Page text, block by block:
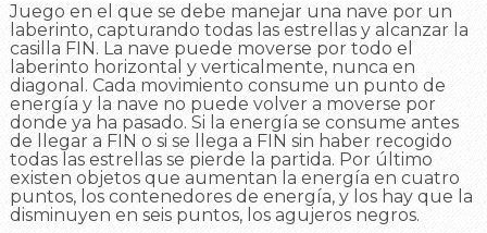
Juego en el que se debe manejar una nave por un
laberinto, capturando todas las estrellas y alcanzar la
casilla FIN. La nave puede moverse por todo el
laberinto horizontal y verticalmente, nunca en
diagonal. Cada movimiento consume un punto de
energía y la nave no puede volver a moverse por
donde ya ha pasado. Si la energía se consume antes
de llegar a FIN o si se llega a FIN sin haber recogido
todas las estrellas se pierde la partida. Por último
existen objetos que aumentan la energía en cuatro
puntos, los contenedores de energía, y los hay que la
disminuyen en seis puntos, los agujeros negros.